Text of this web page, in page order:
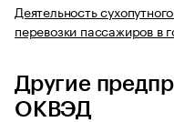
Деятельность
перевозки пассажиров в
Другие
ОКВЭД